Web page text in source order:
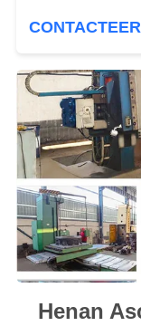
Zwarte Zand
Henan